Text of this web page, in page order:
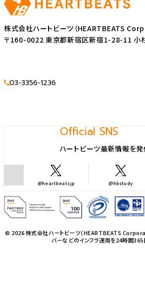
株式会社ハートビーツ（HEARTBEATS
〒160-0022 東京都新宿区新宿1-28-11 小
03-3356-1236
Official SNS
ハートビーツ最新情報を発
@heartbeatsjp @hbstudy
© 2026 株式会社ハートビーツ（HEARTBEATS
バーなどのインフラ運用を24時間365